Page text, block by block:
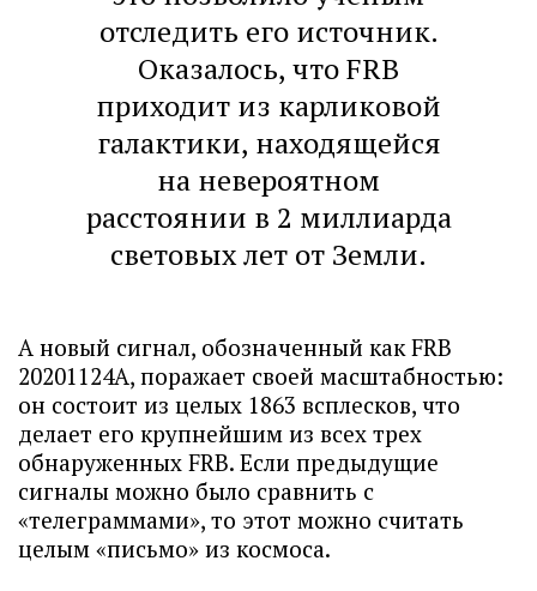
отследить его источник.
Оказалось, что FRB
приходит из карликовой
галактики, находящейся
на невероятном
расстоянии в 2 миллиарда
световых лет от Земли.
А новый сигнал, обозначенный как FRB
20201124А, поражает своей масштабностью:
он состоит из целых 1863 всплесков, что
делает его крупнейшим из всех трех
обнаруженных FRB. Если предыдущие
сигналы можно было сравнить с
«телеграммами», то этот можно считать
целым «письмо» из космоса.